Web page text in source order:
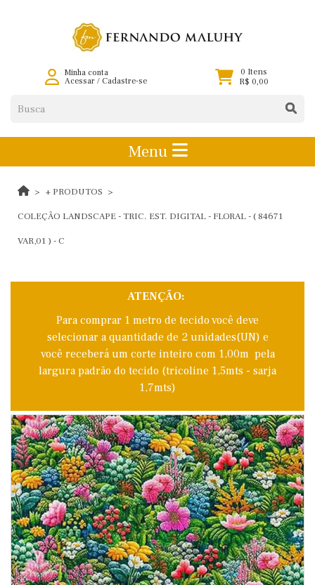
Minha conta
Acessar/ Cadastre-se
0 Itens
R$ 0,00
Menu
+ PRODUTOS
COLEÇÃO LANDSCAPE - TRIC. EST. DIGITAL - FLORAL - ( 84671
VAR,01 ) - C
ATENÇÃO:
Para comprar 1 metro de tecido você deve
selecionar a quantidade de 2 unidades(UN) e
você receberá um corte inteiro com 1,00m pela
largura padrão do tecido (tricoline 1,5mts - sarja
1,7mts)